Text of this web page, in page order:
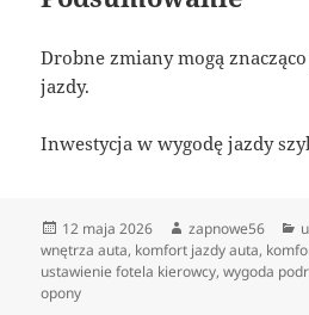
Drobne zmiany mogą
jazdy.
Inwestycja w wygodę jazdy
Data
publikacji
12 maja 2026 Autor
zapnowe56
wnętrza auta, komfort jazdy auta,
ustawienie fotela kierowcy,wygoda
opony